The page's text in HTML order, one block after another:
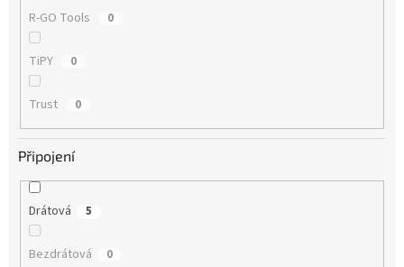
R-GO Tools 0
TiPY 0
Trust 0
Připojení
Drátová 5
Bezdrátová 0